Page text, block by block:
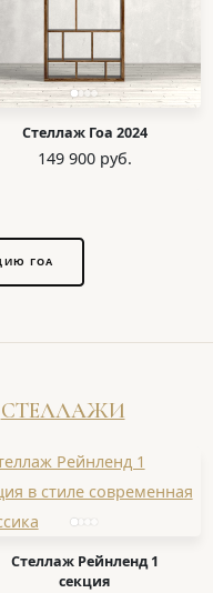
Стеллаж Гоа 2024
149 900 руб.
ГОА
СТЕЛЛАЖИ
Стеллаж Рейнленд 1
секция